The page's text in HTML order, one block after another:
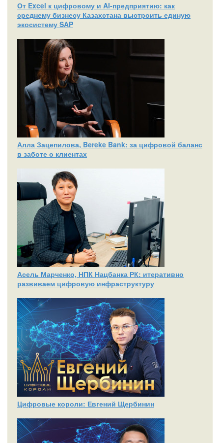
От Excel к цифровому и AI‑предприятию: как
среднему бизнесу Казахстана выстроить единую
экосистему SAP
Алла Зацепилова, Bereke Bank: за цифровой баланс
в заботе о клиентах
Асель Марченко, НПК Нацбанка РК: итеративно
развиваем цифровую инфраструктуру
Цифровые короли: Евгений Щербинин